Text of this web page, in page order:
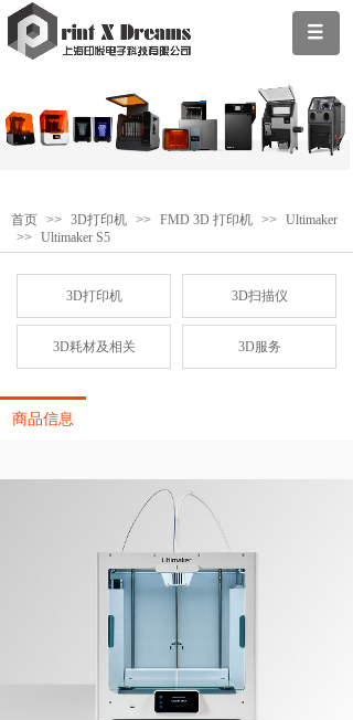
首页 >> 3D打印机 >> FMD 3D 打印机 >> Ultimaker
>> Ultimaker S5
3D扫描仪
3D耗材及相关 3D服务
3D打印机
商品信息